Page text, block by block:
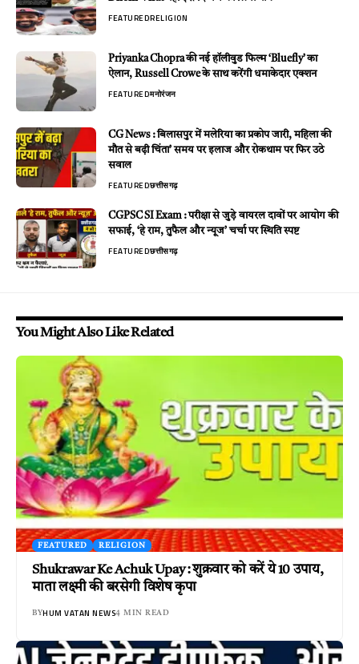
FEATUREDRELIGION
Priyanka Chopra की नई हॉलीवुड फिल्म ‘Bluefly’ का
ऐलान, Russell Crowe के साथ करेंगी धमाकेदार एक्शन
FEATUREDमनोरंजन
CG News : बिलासपुर में मलेरिया का प्रकोप जारी, महिला की
मौत से बढ़ी चिंता’ समय पर इलाज और रोकथाम पर फिर उठे
सवाल
FEATUREDछत्तीसगढ़
CGPSC SI Exam : परीक्षा से जुड़े वायरल दावों पर आयोग की
सफाई, ‘हे राम, तुफैल और न्यूज’ चर्चा पर स्थिति स्पष्ट
FEATUREDछत्तीसगढ़
You Might Also Like Related
FEATURED RELIGION
Shukrawar Ke Achuk Upay : शुक्रवार को करें ये 10 उपाय,
माता लक्ष्मी की बरसेगी विशेष कृपा
BYHUM VATAN NEWS4 MIN READ